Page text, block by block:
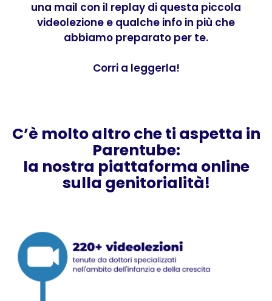
una mail con il replay di questa piccola
videolezione e qualche info in più che
abbiamo preparato per te.
Corri a leggerla!
C’è molto altro che ti aspetta in
Parentube:
la nostra piattaforma online
sulla genitorialità!